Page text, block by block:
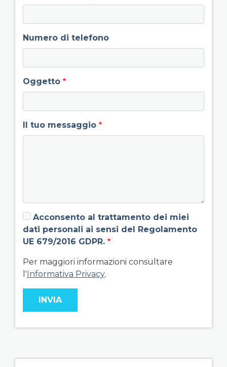
Numero di telefono
Oggetto
Il tuo messaggio
Acconsento al trattamento dei miei
dati personali ai sensi del Regolamento
UE 679/2016 GDPR.
Per maggiori informazioni consultare
l'Informativa Privacy.